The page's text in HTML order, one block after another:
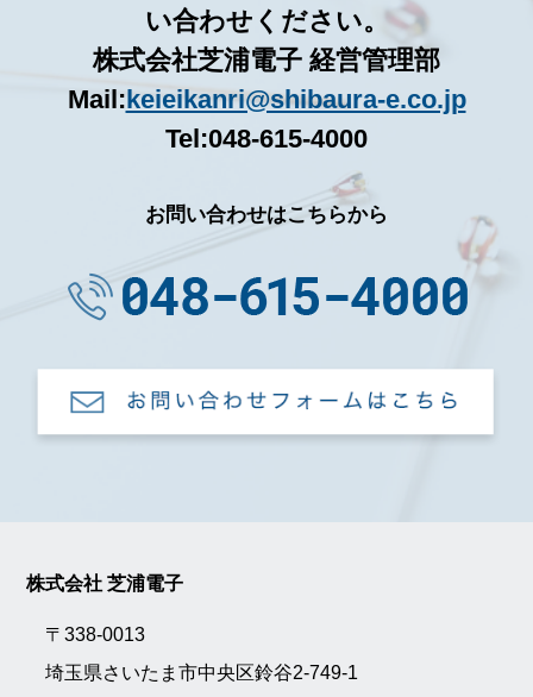
い合わせください。
株式会社芝浦電子 経営管理部
Mail:keieikanri@shibaura-e.co.jp
Tel:048-615-4000
お問い合わせはこちらから
株式会社 芝浦電子
〒338-0013
埼玉県さいたま市中央区鈴谷2-749-1